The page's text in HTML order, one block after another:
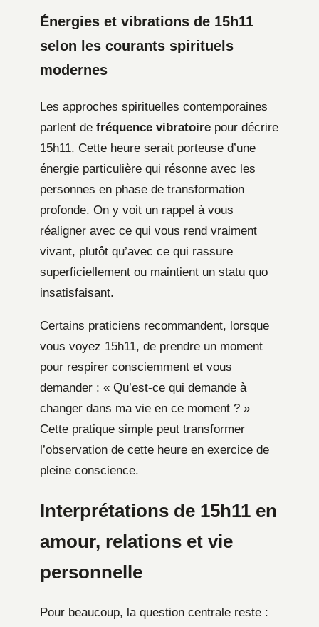
Énergies et vibrations de 15h11
selon les courants spirituels
modernes
Les approches spirituelles contemporaines
parlent de fréquence vibratoire pour décrire
15h11. Cette heure serait porteuse d’une
énergie particulière qui résonne avec les
personnes en phase de transformation
profonde. On y voit un rappel à vous
réaligner avec ce qui vous rend vraiment
vivant, plutôt qu’avec ce qui rassure
superficiellement ou maintient un statu quo
insatisfaisant.
Certains praticiens recommandent, lorsque
vous voyez 15h11, de prendre un moment
pour respirer consciemment et vous
demander : « Qu’est-ce qui demande à
changer dans ma vie en ce moment ? »
Cette pratique simple peut transformer
l’observation de cette heure en exercice de
pleine conscience.
Interprétations de 15h11 en
amour, relations et vie
personnelle
Pour beaucoup, la question centrale reste :